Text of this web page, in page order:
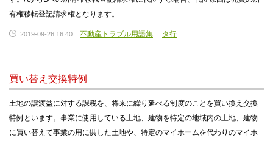
有権移転登記請求権となります。
2019-09-26 16:40 不動産トラブル用語集 タ行
買い替え交換特例
土地の譲渡益に対する課税を、将来に繰り延べる制度のことを買い換え交換
特例といます。事業に使用している土地、建物を特定の地域内の土地、建物
に買い替えて事業の用に供した土地や、特定のマイホームを代わりのマイホ